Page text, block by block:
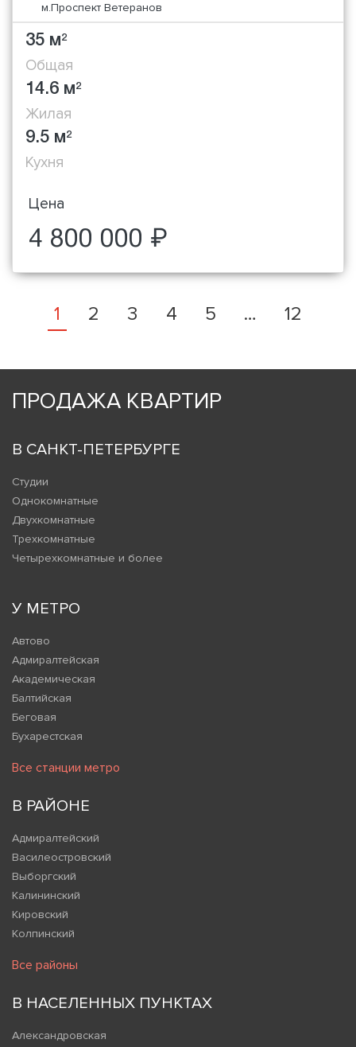
м.Проспект Ветеранов
35 м2
Общая
14.6 м2
Жилая
9.5 м2
Кухня
Цена
4 800 000 ₽
1 2 3 4 5 … 12
ПРОДАЖА КВАРТИР
В САНКТ-ПЕТЕРБУРГЕ
Студии
Однокомнатные
Двухкомнатные
Трехкомнатные
Четырехкомнатные и более
У МЕТРО
Автово
Адмиралтейская
Академическая
Балтийская
Беговая
Бухарестская
Все станции метро
В РАЙОНЕ
Адмиралтейский
Василеостровский
Выборгский
Калининский
Кировский
Колпинский
Все районы
В НАСЕЛЕННЫХ ПУНКТАХ
Александровская